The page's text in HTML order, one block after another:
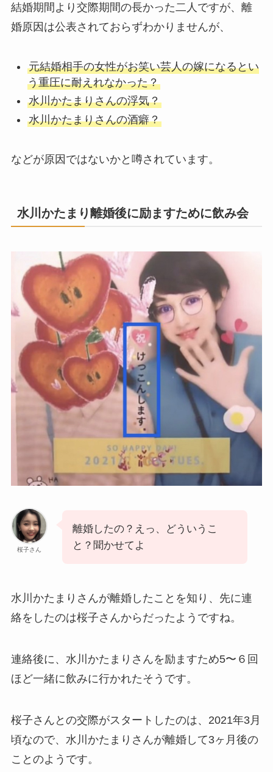
結婚期間より交際期間の長かった二人ですが、離
婚原因は公表されておらずわかりませんが、
元結婚相手の女性がお笑い芸人の嫁になるとい
う重圧に耐えれなかった？
水川かたまりさんの浮気？
水川かたまりさんの酒癖？
などが原因ではないかと噂されています。
水川かたまり離婚後に励ますために飲み会
桜子さん
離婚したの？えっ、どういうこ
と？聞かせてよ
水川かたまりさんが離婚したことを知り、先に連
絡をしたのは桜子さんからだったようですね。
連絡後に、水川かたまりさんを励ますため5〜６回
ほど一緒に飲みに行かれたそうです。
桜子さんとの交際がスタートしたのは、2021年3月
頃なので、水川かたまりさんが離婚して3ヶ月後の
ことのようです。